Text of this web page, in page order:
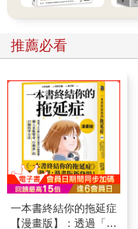
會可以挑戰並提升自己。
選手的肌肉痠痛無比、肺
花，然而，這很可能就是
這些經驗的累積可以產生一
生命內容的感受，這大概
了。
研究過程中，我嘗試去了
的原因。一開始，我找了
家、運動員、音樂家、西
時間都在從事他們熱愛的
我發展出一套以心流概念
個人全神貫注於某件事而
好，
推薦必看
一本書終結你的拖延症
【漫畫版】：透過「小